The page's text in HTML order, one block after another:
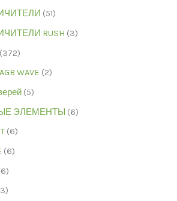
(51)
RUSH (3)
(372)
WAVE (2)
(5)
ЭЛЕМЕНТЫ (6)
(6)
(6)